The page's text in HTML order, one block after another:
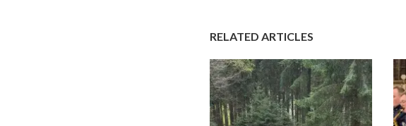
RELATED ARTICLES